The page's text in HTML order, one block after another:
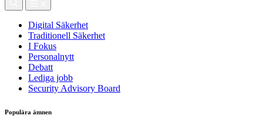
Digital Säkerhet
Traditionell Säkerhet
I Fokus
Personalnytt
Debatt
Lediga jobb
Security Advisory Board
Populära ämnen